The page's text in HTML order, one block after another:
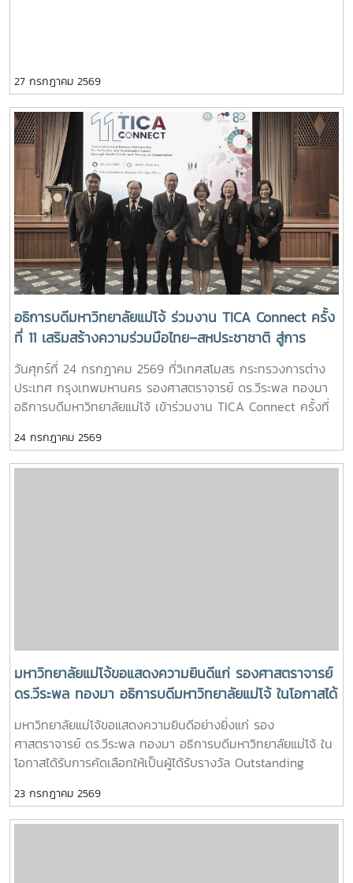
27 กรกฎาคม 2569
อธิการบดีมหาวิทยาลัยแม่โจ้ ร่วมงาน TICA Connect ครั้ง
ที่ 11 เสริมสร้างความร่วมมือไทย–สหประชาชาติ สู่การ
พัฒนาที่ยั่งยืน โดย กรมความร่วมมือระหว่างประเทศ
วันศุกร์ที่ 24 กรกฎาคม 2569 ที่วิเทศสโมสร กระทรวงการต่าง
ประเทศ กรุงเทพมหานคร รองศาสตราจารย์ ดร.วีระพล ทองมา
อธิการบดีมหาวิทยาลัยแม่โจ้ เข้าร่วมงาน TICA Connect ครั้งที่
Inclusive and Sustainable Future through South-South
and Triangular Cooperation" ซึ่งจัดโดยกรมความร่วมมือ
(UNESCAP) รวมถึงการเสวนาเกี่ยวกับบทบาทของอาสาสมัครใน
การขับเคลื่อนการพัฒนาท้องถิ่น พร้อมนิทรรศการนำเสนอผล
สำเร็จของความร่วมมือด้านการพัฒนาระหว่างประเทศทั้งนี้
สนับสนุนการแลกเปลี่ยนองค์ความรู้ และขยายเครือข่ายความร่วม
มือกับองค์กรทั้งในประเทศและต่างประเทศ เพื่อร่วมขับเคลื่อนการ
พัฒนาที่ยั่งยืนตามเป้าหมายการพัฒนาที่ยั่งยืน
24 กรกฎาคม 2569
มหาวิทยาลัยแม่โจ้ขอแสดงความยินดีแก่ รองศาสตราจารย์
ดร.วีระพล ทองมา อธิการบดีมหาวิทยาลัยแม่โจ้ ในโอกาสได้
รับรางวัล Outstanding SEARCA Scholarship Alumni
(OSSA) Awards 2026
มหาวิทยาลัยแม่โจ้ขอแสดงความยินดีอย่างยิ่งแก่ รอง
ศาสตราจารย์ ดร.วีระพล ทองมา อธิการบดีมหาวิทยาลัยแม่โจ้ ใน
โอกาสได้รับการคัดเลือกให้เป็นผู้ได้รับรางวัล Outstanding
ศูนย์ภูมิภาคเอเชียตะวันออกเฉียงใต้ว่าด้วยบัณฑิตศึกษาและการ
วิจัยด้านการเกษตร หรือ Southeast Asian Regional Center
23 กรกฎาคม 2569